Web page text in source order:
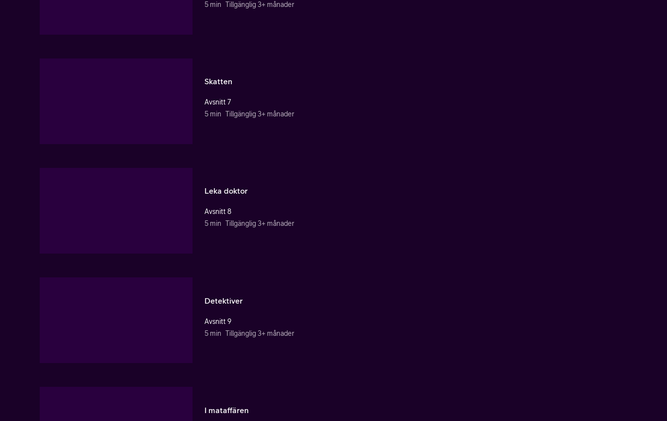
5 min Tillgänglig 3+ månader
Skatten
Avsnitt 7
5 min Tillgänglig 3+ månader
Leka doktor
Avsnitt 8
5 min Tillgänglig 3+ månader
Detektiver
Avsnitt 9
5 min Tillgänglig 3+ månader
I mataffären